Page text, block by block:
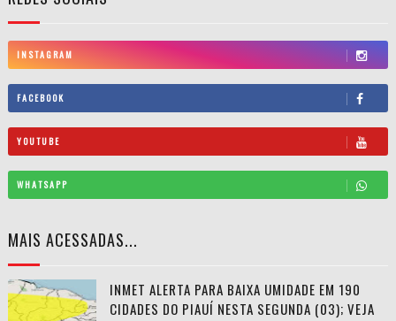
INSTAGRAM
FACEBOOK
YOUTUBE
WHATSAPP
MAIS ACESSADAS...
INMET ALERTA PARA BAIXA UMIDADE EM 190
CIDADES DO PIAUÍ NESTA SEGUNDA (03); VEJA